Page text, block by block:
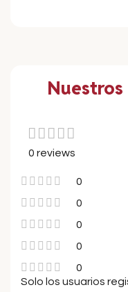
0 reviews
0
0
0
0
0
Solo los usuarios